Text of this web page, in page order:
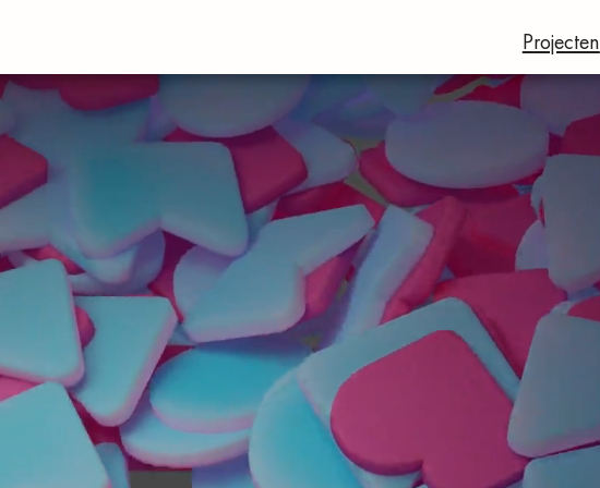
Projecten